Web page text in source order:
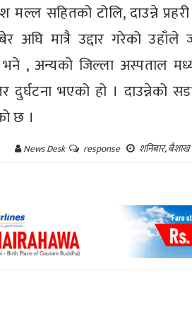
मल्ल सहितको टोलि, दाउन्ने
अघि मात्रै उद्दार गरेको उहाँले
, अन्यको जिल्ला अस्पताल
भएको हो । दाउन्नेको
छ ।
News Desk response शनिबार,